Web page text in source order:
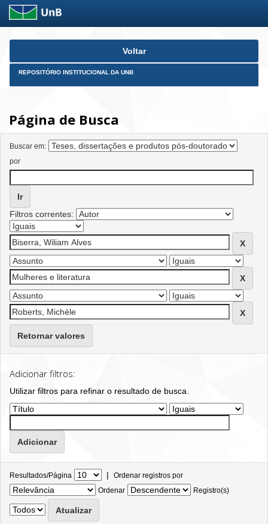
Skip
Voltar
REPOSITÓRIO INSTITUCIONAL DA UNB
Página de Busca
Buscar em:
por
Filtros correntes:
Retornar valores
Adicionar filtros:
Utilizar filtros para refinar o resultado de busca.
Resultados/Página | Ordenar registros por
Ordenar
Registro(s)